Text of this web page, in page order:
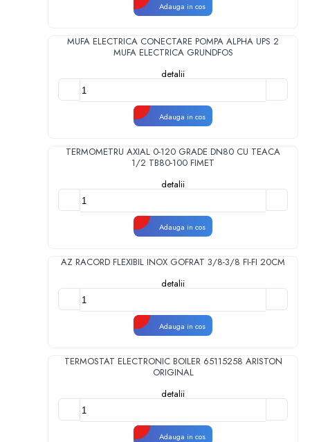
Adauga in cos
MUFA ELECTRICA CONECTARE POMPA ALPHA UPS 2
MUFA ELECTRICA GRUNDFOS
detalii
Adauga in cos
TERMOMETRU AXIAL 0-120 GRADE DN80 CU TEACA
1/2 TB80-100 FIMET
detalii
Adauga in cos
AZ RACORD FLEXIBIL INOX GOFRAT 3/8-3/8 FI-FI 20CM
detalii
Adauga in cos
TERMOSTAT ELECTRONIC BOILER 65115258 ARISTON
ORIGINAL
detalii
Adauga in cos